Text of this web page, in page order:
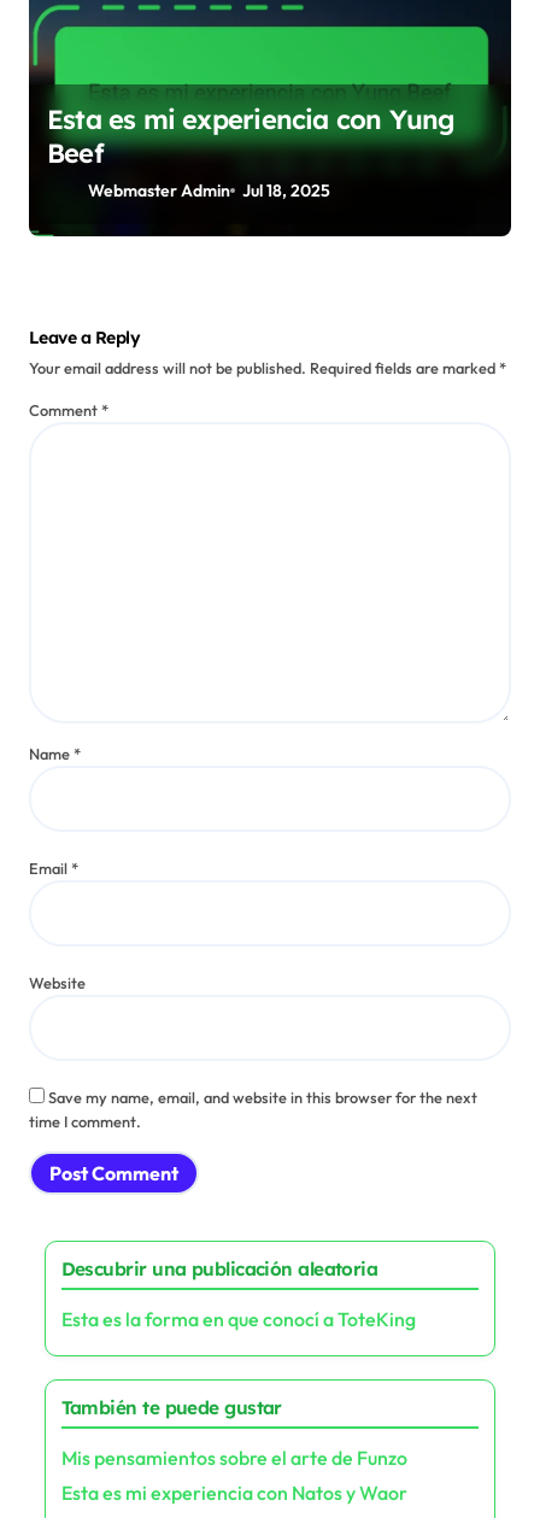
Esta es mi experiencia con Yung
Beef
Webmaster Admin Jul 18, 2025
Leave a Reply
Your email address will not be published. Required fields are marked*
Comment*
Name*
Email*
Website
Save my name, email, and website in this browser for the next
time I comment.
Descubrir una publicación aleatoria
Esta es la forma en que conocí a ToteKing
También te puede gustar
Mis pensamientos sobre el arte de Funzo
Esta es mi experiencia con Natos y Waor